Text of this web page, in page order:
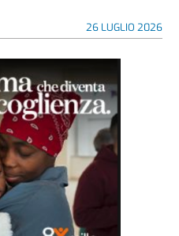
26 LUGLIO 2026